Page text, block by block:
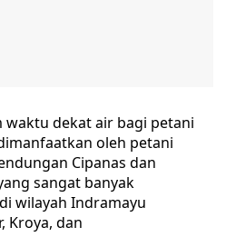
waktu dekat air bagi petani
oleh petani
Cipanas dan
sangat banyak
wilayah Indramayu
Kroya, dan